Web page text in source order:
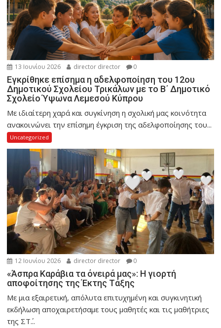
13 Ιουνίου 2026 director director 0
Εγκρίθηκε επίσημα η αδελφοποίηση του 12ου
Δημοτικού Σχολείου Τρικάλων με το Β΄ Δημοτικό
Σχολείο Ύψωνα Λεμεσού Κύπρου
Με ιδιαίτερη χαρά και συγκίνηση η σχολική μας κοινότητα
ανακοινώνει την επίσημη έγκριση της αδελφοποίησης του...
Uncategorized
12 Ιουνίου 2026 director director 0
«Άσπρα Καράβια τα όνειρά μας»: Η γιορτή
αποφοίτησης της Έκτης Τάξης
Με μια εξαιρετική, απόλυτα επιτυχημένη και συγκινητική
εκδήλωση αποχαιρετήσαμε τους μαθητές και τις μαθήτριες
της ΣΤ΄...